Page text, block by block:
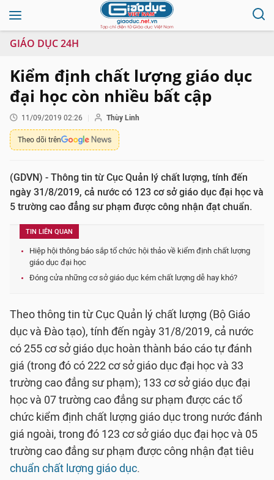
GIÁO DỤC 24H
Kiểm định chất lượng giáo dục
đại học còn nhiều bất cập
11/09/2019 02:26 Thùy Linh
Theo dõi trên
(GDVN) - Thông tin từ Cục Quản lý chất lượng, tính đến
ngày 31/8/2019, cả nước có 123 cơ sở giáo dục đại học và
5 trường cao đẳng sư phạm được công nhận đạt chuẩn.
TIN LIÊN QUAN
Hiệp hội thông báo sắp tổ chức hội thảo về kiểm định chất lượng
giáo dục đại học
Đóng cửa những cơ sở giáo dục kém chất lượng dễ hay khó?
Theo thông tin từ Cục Quản lý chất lượng (Bộ Giáo
dục và Đào tạo), tính đến ngày 31/8/2019, cả nước
có 255 cơ sở giáo dục hoàn thành báo cáo tự đánh
giá (trong đó có 222 cơ sở giáo dục đại học và 33
trường cao đẳng sư phạm); 133 cơ sở giáo dục đại
học và 07 trường cao đẳng sư phạm được các tổ
chức kiểm định chất lượng giáo dục trong nước đánh
giá ngoài, trong đó 123 cơ sở giáo dục đại học và 05
trường cao đẳng sư phạm được công nhận đạt tiêu
chuẩn chất lượng giáo dục.